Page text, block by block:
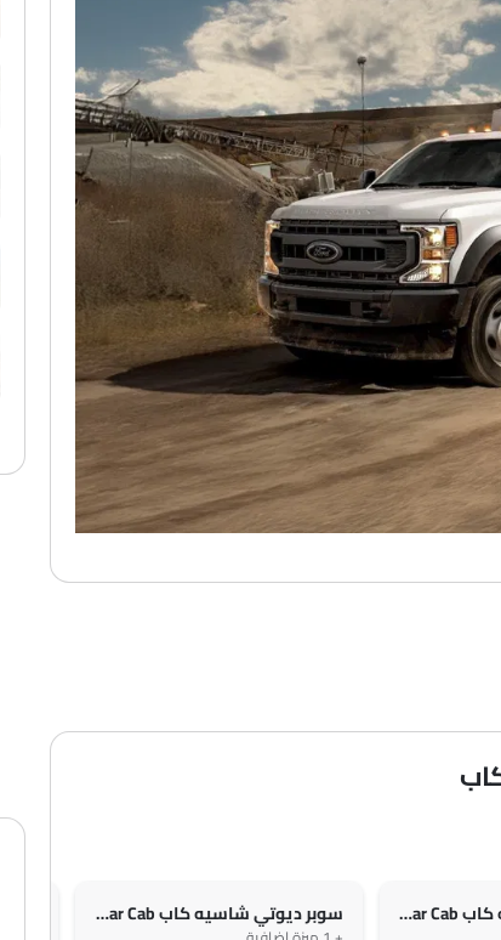
سوبر ديوتي شاسيه كاب 6.2L F-350 XLT Regular Cab سوبر ديوتي شاسيه كاب 6.7L F-350 XL Regular Cab